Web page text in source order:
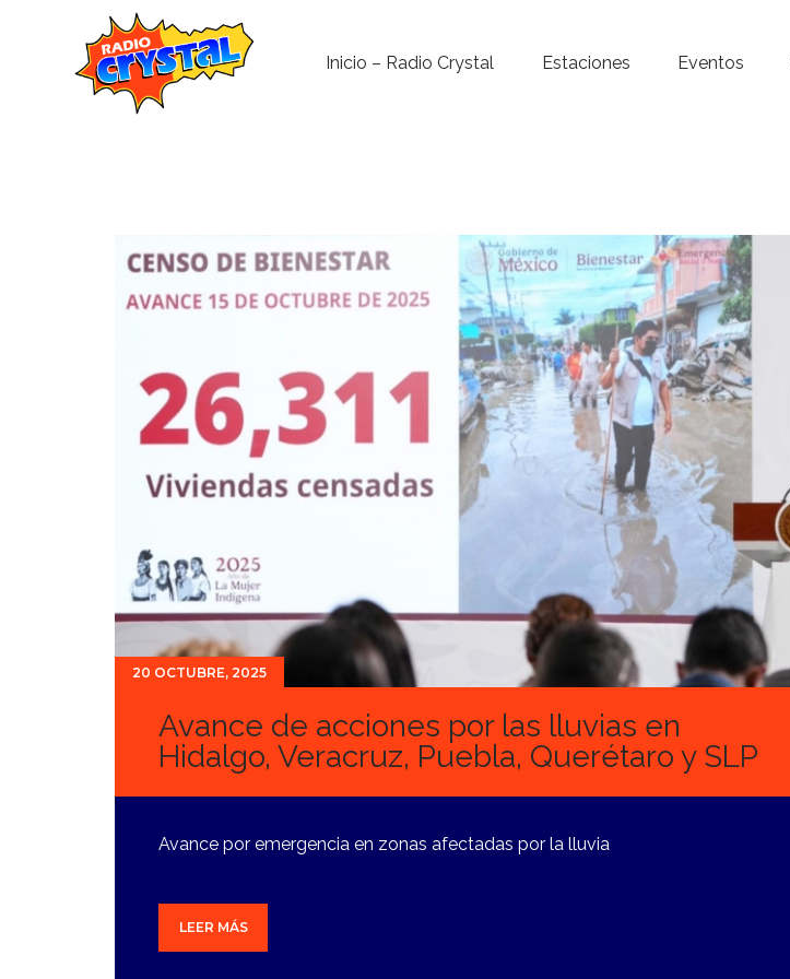
Inicio – Radio Crystal Estaciones Eventos
Noticias
Para ti
Contacto
20 OCTUBRE, 2025
Avance de acciones por las lluvias en
Hidalgo, Veracruz, Puebla, Querétaro y SLP
Avance por emergencia en zonas afectadas por la lluvia
LEER MÁS